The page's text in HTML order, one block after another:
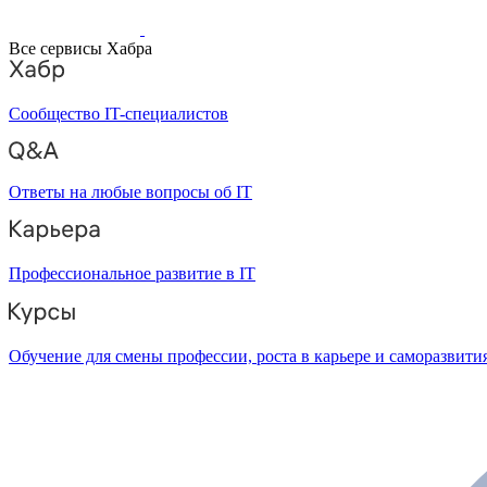
Все сервисы Хабра
Сообщество IT-специалистов
Ответы на любые вопросы об IT
Профессиональное развитие в IT
Обучение для смены профессии, роста в карьере и